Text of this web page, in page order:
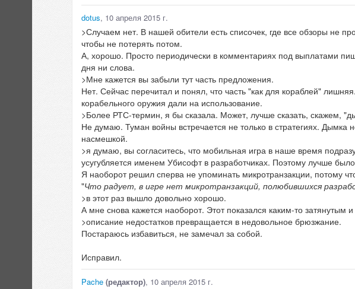
dotus, 10 апреля 2015 г.
>Случаем нет. В нашей обители есть списочек, где все обзоры не
чтобы не потерять потом.
А, хорошо. Просто периодически в комментариях под выплатами
дня ни слова.
>Мне кажется вы забыли тут часть предложения.
Нет. Сейчас перечитал и понял, что часть "как для кораблей"
корабельного оружия дали на использование.
>Более РТС-термин, я бы сказала. Может, лучше сказать, скажем,
Не думаю. Туман войны встречается не только в стратегиях. Дымка
насмешкой.
>я думаю, вы согласитесь, что мобильная игра в наше время
усугубляется именем Убисофт в разработчиках. Поэтому лучше
Я наоборот решил сперва не упоминать микротранзакции, потому
"Что радует, в игре нет микротранзакций, полюбившихся
>в этот раз вышло довольно хорошо.
А мне снова кажется наоборот. Этот показался каким-то
>описание недостатков превращается в недовольное брюзжание.
Постараюсь избавиться, не замечал за собой.
Исправил.
Pache (редактор), 10 апреля 2015 г.